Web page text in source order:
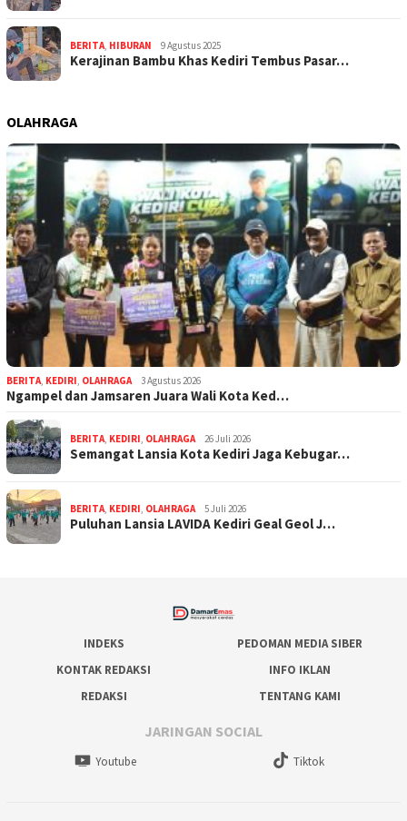
BERITA, HIBURAN 9 Agustus 2025
Kerajinan Bambu Khas Kediri Tembus Pasar…
OLAHRAGA
BERITA, KEDIRI, OLAHRAGA 3 Agustus 2026
Ngampel dan Jamsaren Juara Wali Kota Ked…
BERITA, KEDIRI, OLAHRAGA 26 Juli 2026
Semangat Lansia Kota Kediri Jaga Kebugar…
BERITA, KEDIRI, OLAHRAGA 5 Juli 2026
Puluhan Lansia LAVIDA Kediri Geal Geol J…
INDEKS
PEDOMAN MEDIA SIBER
KONTAK REDAKSI
INFO IKLAN
REDAKSI
TENTANG KAMI
JARINGAN SOCIAL
Youtube Tiktok